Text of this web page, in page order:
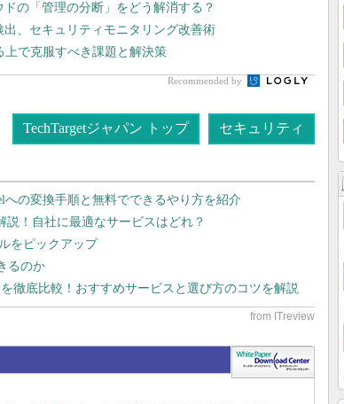
の「管理の分断」をどう解消する？
、セキュリティモニタリング改善術
で克服すべき課題と解決策
Recommended by
TechTargetジャパン トップ セキュリティ
への変換手順と無料でできるやり方を紹介
説！自社に最適なサービスはどれ？
をピックアップ
るのか
徹底比較！おすすめサービスと選び方のコツを解説